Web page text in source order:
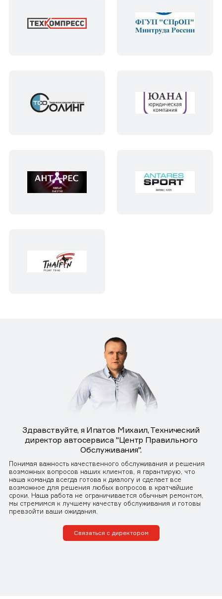
Здравствуйте, я Ипатов Михаил, Технический
директор автосервиса "Центр Правильного
Обслуживания".
Понимая важность качественного обслуживания и решения
возможных вопросов наших клиентов, я гарантирую, что
наша команда всегда готова к диалогу и сделает все
возможное для решения любых вопросов в кратчайшие
сроки. Наша работа не ограничивается обычным ремонтом,
мы стремимся к лучшему качеству обслуживания и готовы
превзойти ваши ожидания.
Связаться с директором